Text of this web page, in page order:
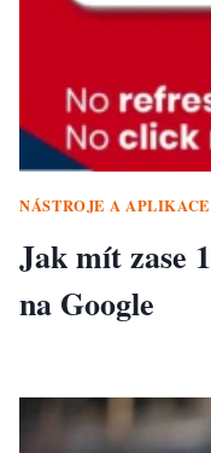
NÁSTROJE A APLIKACE
Jak mít zase
na Google